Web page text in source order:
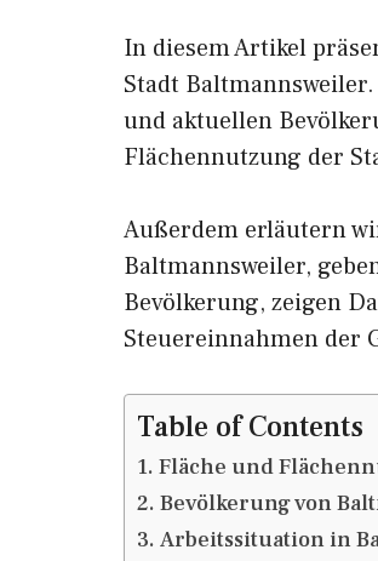
In diesem Artikel
Stadt
und aktuellen
Flächennutzung der
Außerdem erläutern
Baltmannsweiler,
Bevölkerung, zeigen
Steuereinnahmen der
Table of Contents
Fläche und
Bevölkerung von
Arbeitssituation in